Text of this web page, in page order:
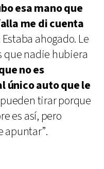
esa mano que
me di cuenta
Estaba ahogado. Le
que nadie hubiera
no es
único auto que le
tirar porque
es así, pero
apuntar”.